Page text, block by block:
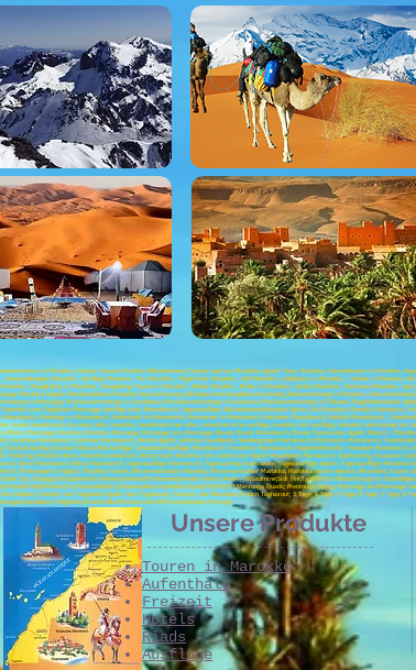
in Marokko, Sahara-Touren; Marokko Wüstentouren; Touren rund um Marokko; Agadir Tours Marokko, Fahrradtouren in Marokko,
Marokko , Ausflüge Marokko , Fes Marokko , Flugtickets Marokko , Golf Marokko , Golfplätze in Marokko , Hotels in Marokko,
, Paragliding in Marokko , Paragliding Touren in Marokko , Rabat Marokko , Riads in Marokko , Saidia Marokko , Seminare Marokko ,
Marokko; Zagora Marokko;Sahara Marokko; Busvermietung ;Kleinbusvermietung;Busvermietung ;Autovermietung in Marokko ;
in Merzouga; Minibusvermietung in Casablanca; Minibusvermietung in Essaouira; Minibusvermietung in Tafraout; Flughafentransfer
zum Flughafen Merzouga; Ausflüge nach Marrakesch; Tagesausflüge; Wüstentouren;Marokko-Reise, 4x4 Marokko, Marokko-
Herberge in Marrakesch, Unterkunft in Marrakesch, Restaurant in Marrakesch, Residenz Marrakesch, Habitat Marrakesch,
marokkanische natur, atlas marokko, marokkanischer atlas, marokkanische ausflüge, marokko 4x4 ausflüge, marokko vermietung 4x4,
Merzouga-Marokko, Marokko Merzouga, Merzouga 4x4, Merzouga-Biwak, Biwak Marrakesch, Biwak Ouarzazate, Agadir-Besuch ,
Marrakesch, Seminar Marrakesch, Woche Agadir, Seminar Casablanca, Sondergruppe Marrakesch, Motivation Marrakesch,
Ausflug, Ouzoud-Wasserfall-Ausflüge, Taroudant-Ausflüge, Marrakesch-Transfers; Marrakesch-Flughafentransfer, Transport Marrakesch,
Marokko Reise, Marokko entdecken, Reisen nach Marokko, 4x4 Landcruiser Agadir Kreuzfahrt, Marrakesch Sightseeing, Essaouira
Reise Marrakesch, Reise Marrakesch, Tagesausflüge Marrakesch, Tagesausflug Ouarzazate, Tagesausflüge Agadir, Tagesausflüge
Mietwagen in Agadir, Marokko-Touren, Reiseveranstalter Marokko, Reiseveranstalter Marokko, Marokko reisen Agentur, Reisebüro; Touren
Erg Chegaga;Tata;Ighrem;Ait Mansour;Amtoudi;Tafraoute;bemalte Felsen; Ameln-Tal;Goulmine;Sidi Ifni;Tafnidilt;Für Boujerif;Legzira-
Quads; Merzouga-Buggy; Merzouga
Transfer vom Flughafen Agadir nach Taghazout; Transfer von Marrakesch nach Taghazout; 3 Tage; 4 Tage: 5 Tage; 6 Tage; 7 Tage; 8
Flughafen;Transfer;Bus;Minibus.Coach;Minivan;Autobus;4x4;Lage
Unsere Produkte
Touren in Marokko
Aufenthalt
Freizeit
Hotels
Riads
Ausflüge